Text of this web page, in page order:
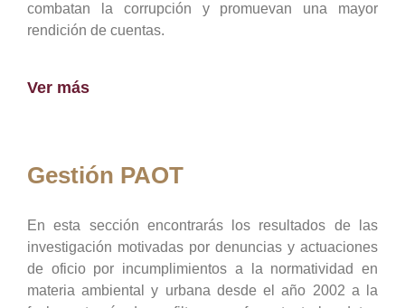
combatan la corrupción y promuevan una mayor
rendición de cuentas.
Ver más
Gestión PAOT
En esta sección encontrarás los resultados de las
investigación motivadas por denuncias y actuaciones
de oficio por incumplimientos a la normatividad en
materia ambiental y urbana desde el año 2002 a la